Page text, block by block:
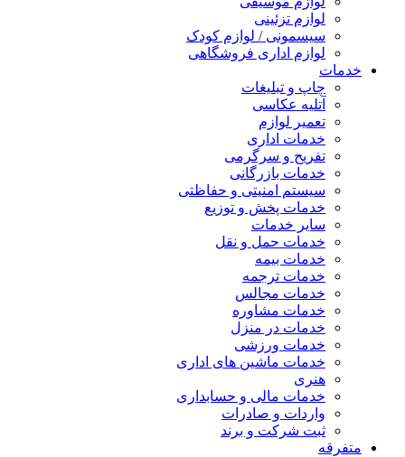
لوازم تزئینی
سیسمونی / لوازم کودک
لوازم اداری فروشگاهی
خدمات
چاپ و تبلیغات
آتلیه عکاسی
تعمیر لوازم
خدمات اداری
تفریح و سرگرمی
خدمات بازرگانی
سیستم امنیتی و حفاظتی
خدمات پخش و توزیع
سایر خدمات
خدمات حمل و نقل
خدمات بیمه
خدمات ترجمه
خدمات مجالس
خدمات مشاوره
خدمات در منزل
خدمات ورزشی
خدمات ماشین های اداری
هنری
خدمات مالی و حسابداری
واردات و صادرات
ثبت شرکت و برند
متفرقه